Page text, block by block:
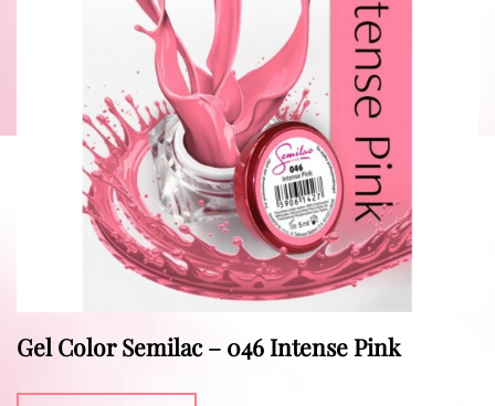
Gel Color Semilac – 046 Intense Pink